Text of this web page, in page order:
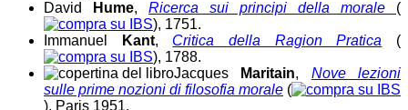
David
Hume, Ricerca sui principi della morale (
), 1751.
Immanuel
Kant, Critica della Ragion Pratica (
), 1788.
Jacques
Maritain, Nove lezioni
sulle prime nozioni di filosofia morale (
), Paris 1951.